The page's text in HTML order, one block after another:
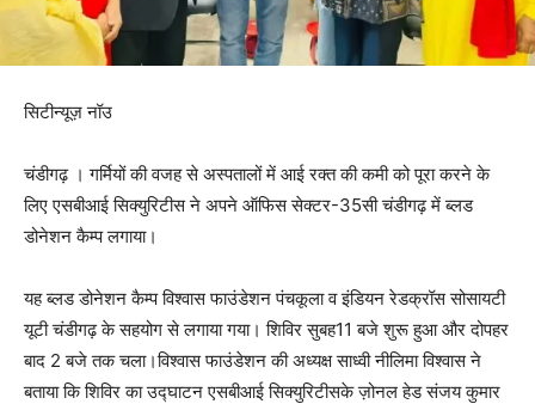
सिटीन्यूज़ नॉउ
चंडीगढ़ । गर्मियों की वजह से अस्पतालों में आई रक्त की कमी को पूरा करने के
लिए एसबीआई सिक्युरिटीस ने अपने ऑफिस सेक्टर-35सी चंडीगढ़ में ब्लड
डोनेशन कैम्प लगाया।
यह ब्लड डोनेशन कैम्प विश्वास फाउंडेशन पंचकूला व इंडियन रेडक्रॉस सोसायटी
यूटी चंडीगढ़ के सहयोग से लगाया गया। शिविर सुबह11 बजे शुरू हुआ और दोपहर
बाद 2 बजे तक चला।विश्वास फाउंडेशन की अध्यक्ष साध्वी नीलिमा विश्वास ने
बताया कि शिविर का उद्घाटन एसबीआई सिक्युरिटीसके ज़ोनल हेड संजय कुमार